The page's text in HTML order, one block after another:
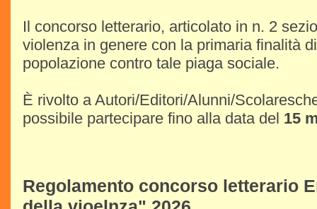
Il concorso letterario, articolato in n. 2
violenza in genere con la primaria finalità
popolazione contro tale piaga sociale.
È rivolto a Autori/Editori/Alunni/
possibile partecipare fino alla data del 15
Regolamento concorso letterario